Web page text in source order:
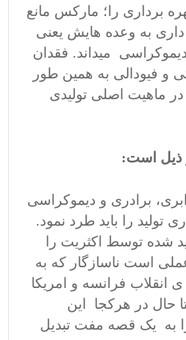
برداری را؛ مارکس مانع
به وعده هایش یعنی
میداند. فقدان
و فیودالی به همین طور
ماهیت اصلی تولیدی
ذیل است:
برادری و دیموکراسی
تولید را باید طرد نمود.
شده توسط اکثریت را
است ناسازگار که به
انقلاب فرانسه و امریکا
حال در هرکجا این
به یک قصه مفت تبدیل